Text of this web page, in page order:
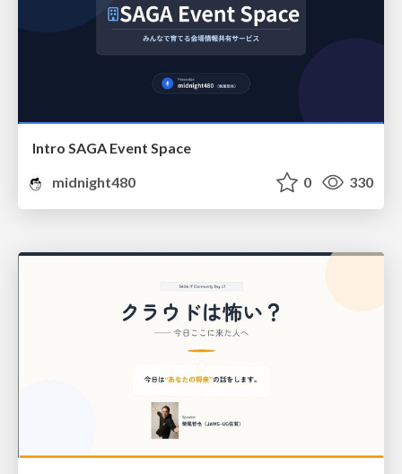
Intro SAGA Event Space
midnight480
0 330